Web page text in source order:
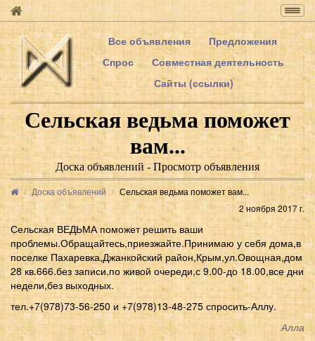
Все объявления
Предложения
Спрос
Совместная деятельность
Сайты (ссылки)
Сельская ведьма поможет
вам...
Доска объявлений - Просмотр объявления
Доска объявлений
Сельская ведьма поможет вам...
2 ноября 2017 г.
Сельская ВЕДЬМА поможет решить ваши
проблемы.Обращайтесь,приезжайте.Принимаю у себя дома,в
поселке Пахаревка,Джанкойский район,Крым,ул.Овощная,дом
28 кв.666.без записи,по живой очереди,с 9.00-до 18.00,все дни
недели,без выходных.
тел.+7(978)73-56-250 и +7(978)13-48-275 спросить-Аллу.
Алла